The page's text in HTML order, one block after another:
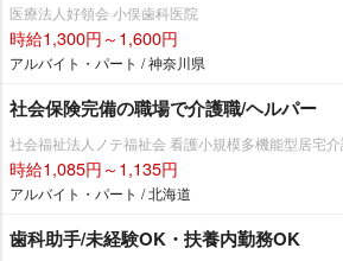
医療法人好領会 小俣歯科医院
時給1,300円～1,600円
アルバイト・パート / 神奈川県
社会保険完備の職場で介護職/ヘルパー
社会福祉法人ノテ福祉会 看護小規模多機能型居宅
時給1,085円～1,135円
アルバイト・パート / 北海道
歯科助手/未経験OK・扶養内勤務OK